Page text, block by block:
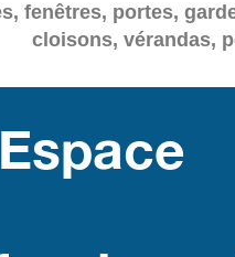
fenêtres, portes,
cloisons, vérandas,
Espace